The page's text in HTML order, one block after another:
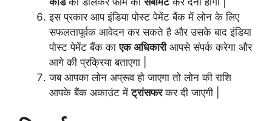
इस प्रकार आप इंडिया पोस्ट पेमेंट बैंक में लोन के लिए
सफलतापूर्वक आवेदन कर सकते है और उसके बाद इंडिया
पोस्ट पेमेंट बैंक काएक अधिकारीआपसे संपर्क करेगा और
आगे की प्रक्रिया बताएगा |
जब आपका लोन अप्रूव हो जाएगा तो लोन की राशि
आपके बैंक अकाउंट मेंट्रांसफरकर दी जाएगी |